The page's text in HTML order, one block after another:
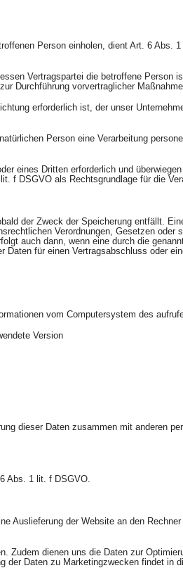
Person einholen, dient Art. 6 Abs.
Vertragspartei die betroffene Person
Durchführung vorvertraglicher
erforderlich ist, der unser
Person eine Verarbeitung
eines Dritten erforderlich und
f DSGVO als Rechtsgrundlage für die
der Zweck der Speicherung entfällt.
Verordnungen, Gesetzen oder
auch dann, wenn eine durch die
für einen Vertragsabschluss oder
vom Computersystem des
Version
dieser Daten zusammen mit anderen
Abs. 1 lit. f DSGVO.
Auslieferung der Website an den
Zudem dienen uns die Daten zur
Daten zu Marketingzwecken findet in